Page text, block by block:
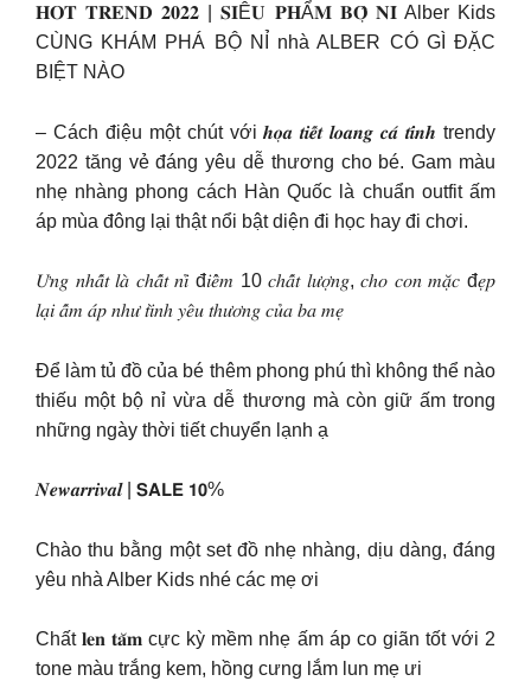
𝐇𝐎𝐓 𝐓𝐑𝐄𝐍𝐃 𝟐𝟎𝟐𝟐 | 𝐒𝐈Ê𝐔 𝐏𝐇Ẩ𝐌 𝐁𝐎̣̂ 𝐍𝐈̉ Alber Kids
CÙNG KHÁM PHÁ BỘ NỈ nhà ALBER CÓ GÌ ĐẶC
BIỆT NÀO
– Cách điệu một chút với 𝒉𝒐̣𝒂 𝒕𝒊𝒆̂́𝒕 𝒍𝒐𝒂𝒏𝒈 𝒄𝒂́ 𝒕𝒊́𝒏𝒉 trendy
2022 tăng vẻ đáng yêu dễ thương cho bé. Gam màu
nhẹ nhàng phong cách Hàn Quốc là chuẩn outfit ấm
áp mùa đông lại thật nổi bật diện đi học hay đi chơi.
𝑈̛𝑛𝑔 𝑛ℎ𝑎̂́𝑡 𝑙𝑎̀ 𝑐ℎ𝑎̂́𝑡 𝑛𝑖̉ đ𝑖𝑒̂̉𝑚 10 𝑐ℎ𝑎̂́𝑡 𝑙𝑢̛𝑜̛̣𝑛𝑔, 𝑐ℎ𝑜 𝑐𝑜𝑛 𝑚𝑎̣̆𝑐 đ𝑒̣𝑝
𝑙𝑎̣𝑖 𝑎̂́𝑚 𝑎́𝑝 𝑛ℎ𝑢̛ 𝑡𝑖̀𝑛ℎ 𝑦𝑒̂𝑢 𝑡ℎ𝑢̛𝑜̛𝑛𝑔 𝑐𝑢̉𝑎 𝑏𝑎 𝑚𝑒̣
Để làm tủ đồ của bé thêm phong phú thì không thể nào
thiếu một bộ nỉ vừa dễ thương mà còn giữ ấm trong
những ngày thời tiết chuyển lạnh ạ
𝑵𝒆𝒘𝒂𝒓𝒓𝒊𝒗𝒂𝒍 | 𝗦𝗔𝗟𝗘 𝟭𝟬%
Chào thu bằng một set đồ nhẹ nhàng, dịu dàng, đáng
yêu nhà Alber Kids nhé các mẹ ơi
Chất 𝐥𝐞𝐧 𝐭𝐚̆𝐦 cực kỳ mềm nhẹ ấm áp co giãn tốt với 2
tone màu trắng kem, hồng cưng lắm lun mẹ ưi